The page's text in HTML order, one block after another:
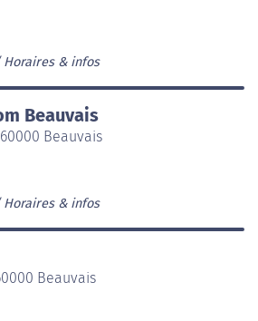
Horaires & infos
Beauvais
Beauvais
Horaires & infos
Beauvais